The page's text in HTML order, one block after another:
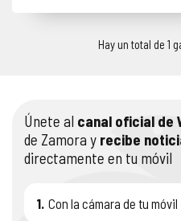
Hay un total de 1
Únete al canal oficial de
de Zamora y recibe
directamente en tu móvil
1. Con la cámara de tu móvil